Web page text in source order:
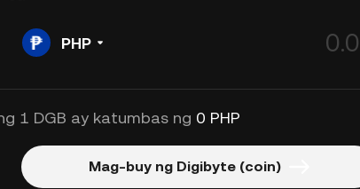
PHP
1 DGB ay katumbas ng 0 PHP
Mag-buy ng Digibyte (coin)